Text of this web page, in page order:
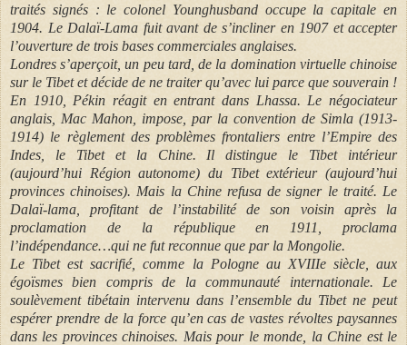
traités signés : le colonel Younghusband occupe la capitale en
1904. Le Dalaï-Lama fuit avant de s’incliner en 1907 et accepter
l’ouverture de trois bases commerciales anglaises.
Londres s’aperçoit, un peu tard, de la domination virtuelle chinoise
sur le Tibet et décide de ne traiter qu’avec lui parce que souverain !
En 1910, Pékin réagit en entrant dans Lhassa. Le négociateur
anglais, Mac Mahon, impose, par la convention de Simla (1913-
1914) le règlement des problèmes frontaliers entre l’Empire des
Indes, le Tibet et la Chine. Il distingue le Tibet intérieur
(aujourd’hui Région autonome) du Tibet extérieur (aujourd’hui
provinces chinoises). Mais la Chine refusa de signer le traité. Le
Dalaï-lama, profitant de l’instabilité de son voisin après la
proclamation de la république en 1911, proclama
l’indépendance…qui ne fut reconnue que par la Mongolie.
Le Tibet est sacrifié, comme la Pologne au XVIIIe siècle, aux
égoïsmes bien compris de la communauté internationale. Le
soulèvement tibétain intervenu dans l’ensemble du Tibet ne peut
espérer prendre de la force qu’en cas de vastes révoltes paysannes
dans les provinces chinoises. Mais pour le monde, la Chine est le